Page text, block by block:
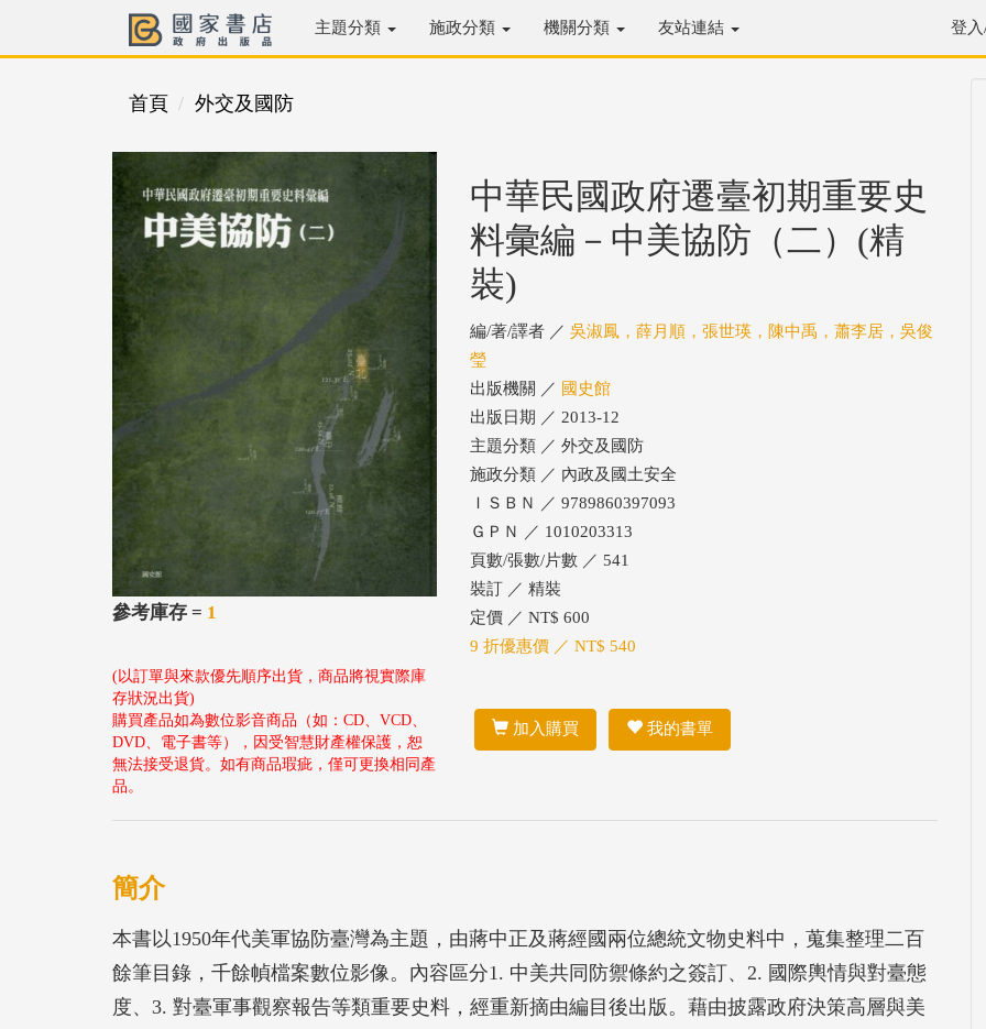
主題分類 施政分類 機關分類 友站連結 登
首頁 外交及國防
參考庫存 = 1
(以訂單與來款優先順序出貨，商品將視實際庫
存狀況出貨)
購買產品如為數位影音商品（如：CD、VCD、
DVD、電子書等），因受智慧財產權保護，恕
無法接受退貨。如有商品瑕疵，僅可更換相同產
品。
中華民國政府遷臺初期重要史
料彙編－中美協防（二）(精
裝)
編/著/譯者 ／ 吳淑鳳，薛月順，張世瑛，陳中禹，蕭李居，吳俊
瑩
出版機關 ／ 國史館
出版日期 ／ 2013-12
主題分類 ／ 外交及國防
施政分類 ／ 內政及國土安全
ＩＳＢＮ ／ 9789860397093
ＧＰＮ ／ 1010203313
頁數/張數/片數 ／ 541
裝訂 ／ 精裝
定價 ／ NT$ 600
9 折優惠價 ／ NT$ 540
加入購買 我的書單
簡介
本書以1950年代美軍協防臺灣為主題，由蔣中正及蔣經國兩位總統文物史料中，蒐集整理二百
餘筆目錄，千餘幀檔案數位影像。內容區分1. 中美共同防禦條約之簽訂、2. 國際輿情與對臺態
度、3. 對臺軍事觀察報告等類重要史料，經重新摘由編目後出版。藉由披露政府決策高層與美